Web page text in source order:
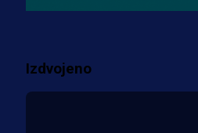
Izdvojeno